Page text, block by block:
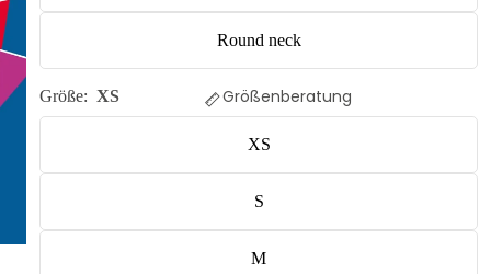
Round neck
Größe: XS Größenberatung
XS
S
M